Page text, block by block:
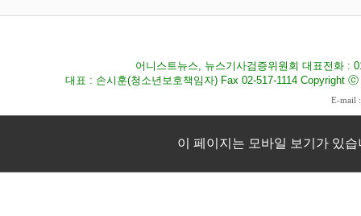
어니스트뉴스, 뉴스기사검증위원회 대표전화 :
대표 : 손시훈(청소년보호책임자) Fax 02-517-1114 Copyright
E-mail
이 페이지는 모바일 보기가 있